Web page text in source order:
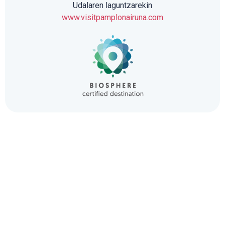
Udalaren laguntzarekin
www.visitpamplonairuna.com